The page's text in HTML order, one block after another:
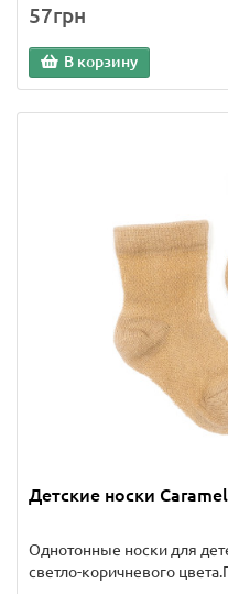
57грн
В корзину
Детские носки Caramel
Однотонные носки для
светло-коричневого